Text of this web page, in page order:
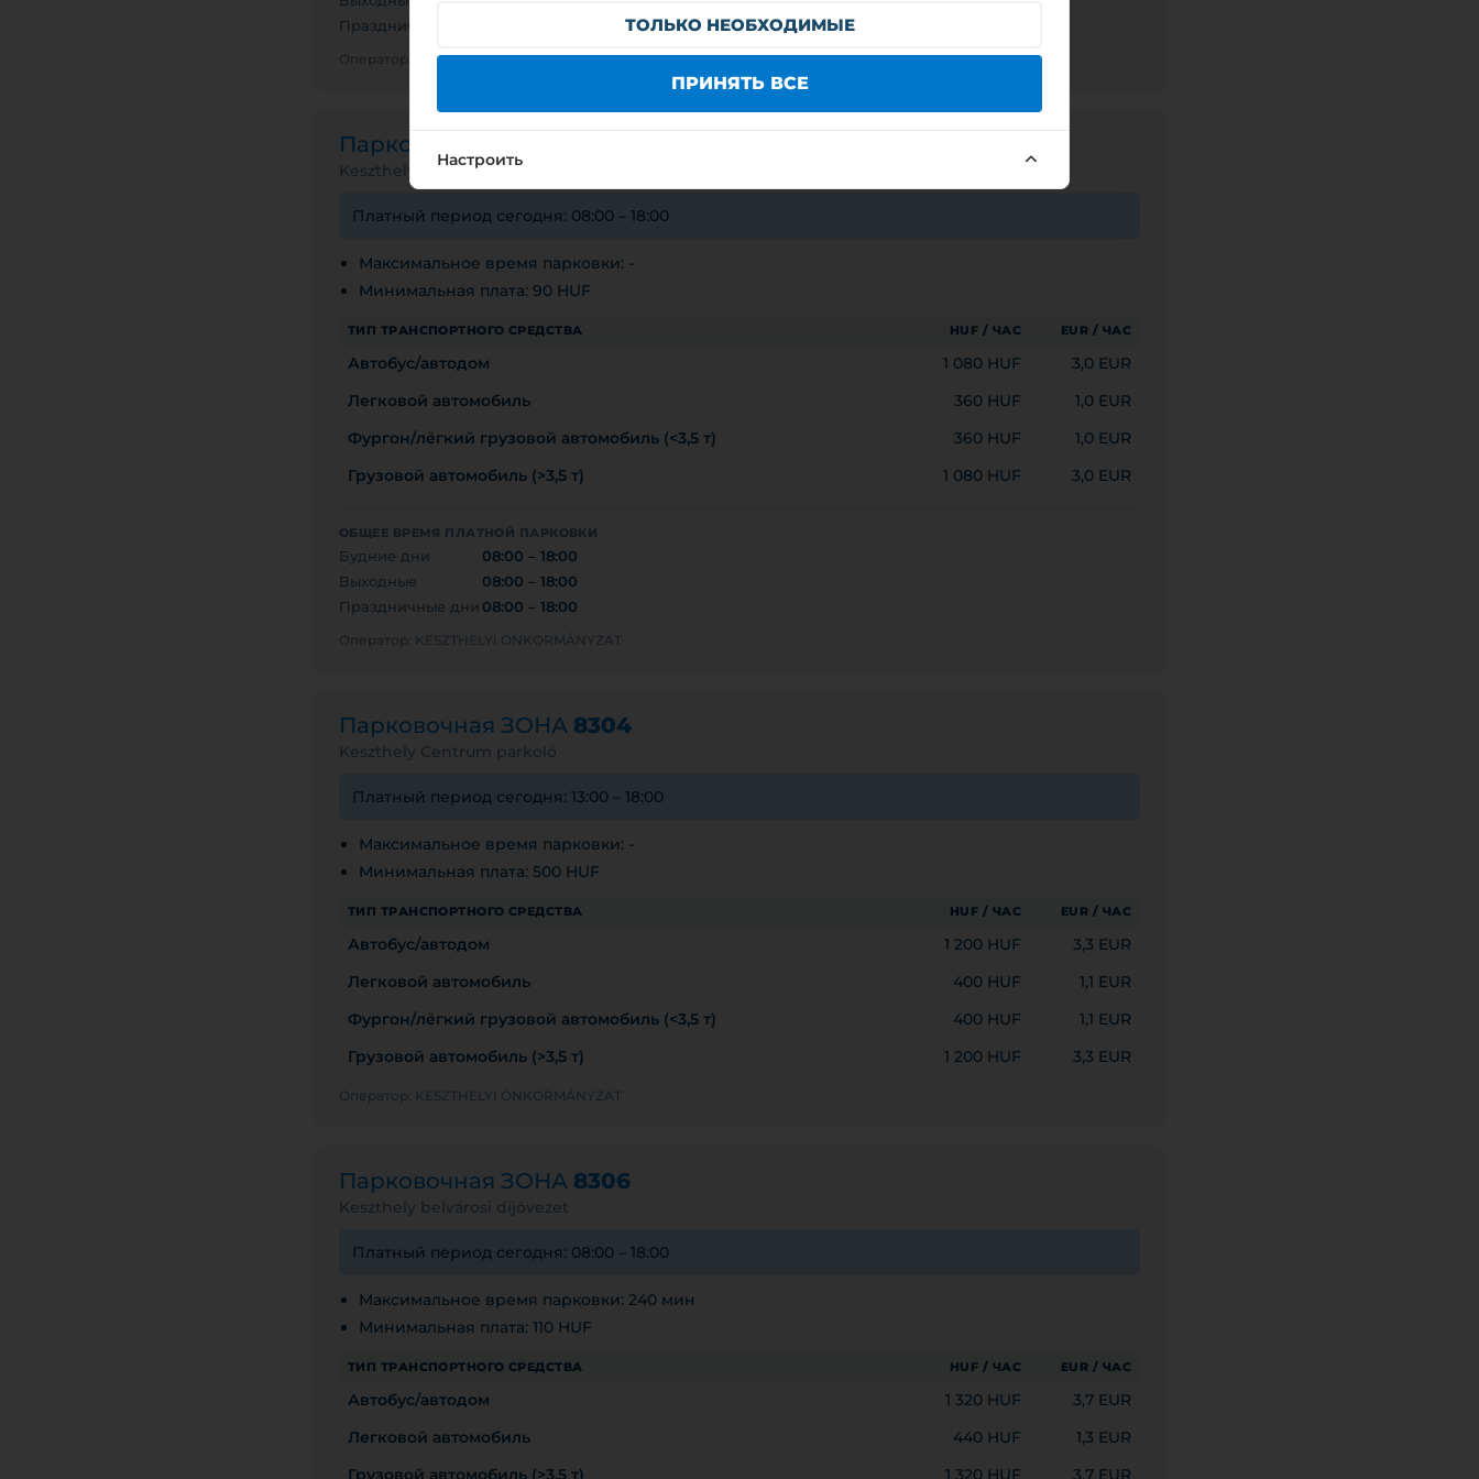
Праздничные дни
Оператор: KESZTHELYI ÖNKORMÁNYZAT
Парковочная ЗОНА
Keszthely II. díjövezet
Платный период сегодня: 08:00 – 18:00
Максимальное время парковки: -
Минимальная плата: 90 HUF
ТИП ТРАНСПОРТНОГО СРЕДСТВА HUF / ЧАС EUR / ЧАС
Автобус/автодом 1 080 HUF
3,0 EUR
Легковой автомобиль
360 HUF
1,0 EUR
Фургон/лёгкий грузовой автомобиль (<3,5 т)
360 HUF
1,0 EUR
Грузовой автомобиль (>3,5 т)
1 080 HUF 3,0 EUR
ОБЩЕЕ ВРЕМЯ ПЛАТНОЙ ПАРКОВКИ
Будние дни
08:00 – 18:00
Выходные
08:00 – 18:00
Праздничные дни 08:00 – 18:00
Оператор: KESZTHELYI ÖNKORMÁNYZAT
Парковочная ЗОНА 8304
Keszthely Centrum parkoló
Платный период сегодня: 13:00 – 18:00
Максимальное время парковки: -
Минимальная плата: 500 HUF
ТИП ТРАНСПОРТНОГО СРЕДСТВА HUF / ЧАС EUR / ЧАС
Автобус/автодом 1 200 HUF
3,3 EUR
Легковой автомобиль
400 HUF
1,1 EUR
Фургон/лёгкий грузовой автомобиль (<3,5 т)
400 HUF
1,1 EUR
Грузовой автомобиль (>3,5 т)
1 200 HUF 3,3 EUR
Оператор: KESZTHELYI ÖNKORMÁNYZAT
Парковочная ЗОНА 8306
Keszthely belvárosi díjövezet
Платный период сегодня: 08:00 – 18:00
Максимальное время парковки: 240 мин
Минимальная плата: 110 HUF
ТИП ТРАНСПОРТНОГО СРЕДСТВА HUF / ЧАС EUR / ЧАС
Автобус/автодом 1 320 HUF
3,7 EUR
Легковой автомобиль
440 HUF
1,3 EUR
Грузовой автомобиль (>3,5 т)
1 320 HUF 3,7 EUR
ТОЛЬКО НЕОБХОДИМЫЕ
ПРИНЯТЬ ВСЕ
Настроить